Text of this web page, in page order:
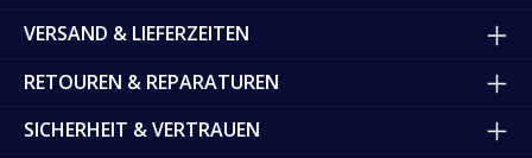
VERSAND & LIEFERZEITEN
RETOUREN & REPARATUREN
SICHERHEIT & VERTRAUEN